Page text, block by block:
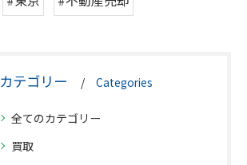
カテゴリー Categories
全てのカテゴリー
買取